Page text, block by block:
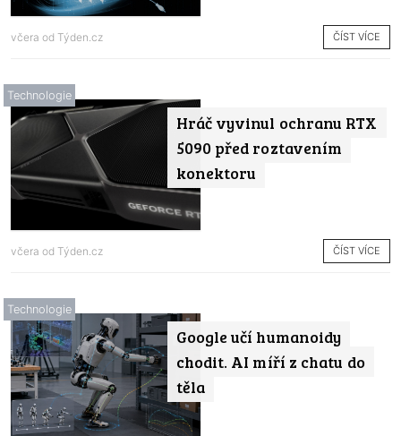
včera od Týden.cz ČÍST VÍCE
Hráč vyvinul ochranu RTX
5090 před roztavením
konektoru
Technologie
včera od Týden.cz ČÍST VÍCE
Google učí humanoidy
chodit. AI míří z chatu do
těla
Technologie